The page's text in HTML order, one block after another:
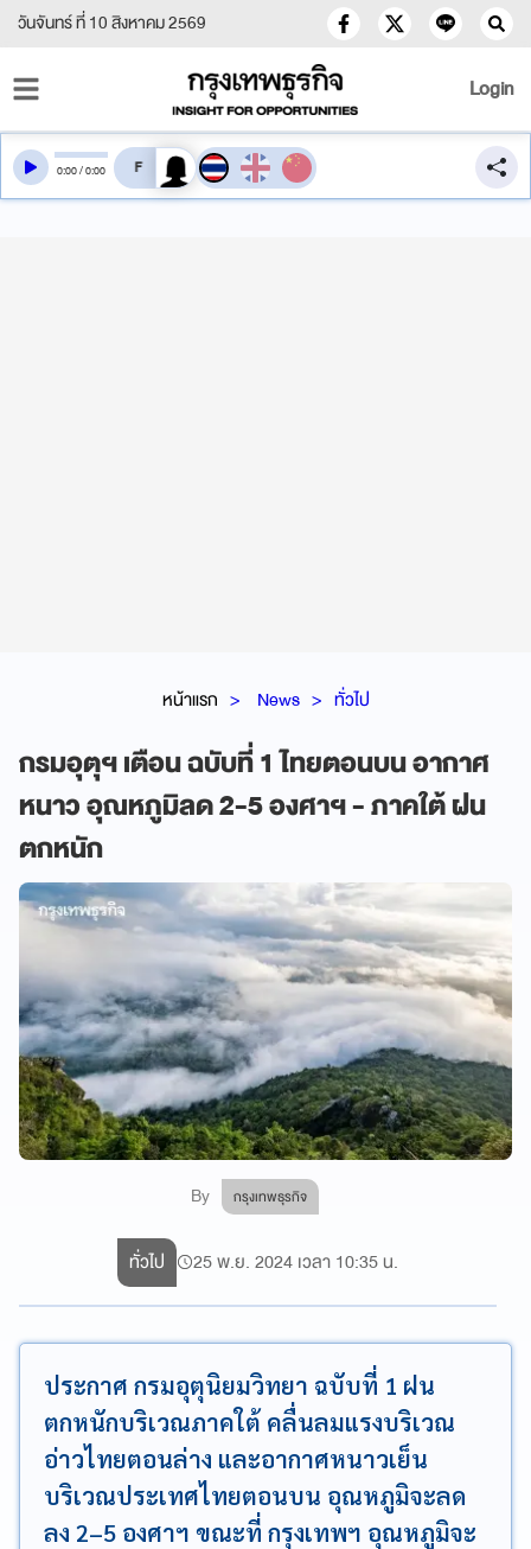
วันจันทร์ ที่ 10 สิงหาคม 2569
Login
หน้าแรก News ทั่วไป
กรมอุตุฯ เตือน ฉบับที่ 1 ไทยตอนบน อากาศ
หนาว อุณหภูมิลด 2-5 องศาฯ - ภาคใต้ ฝน
ตกหนัก
By กรุงเทพธุรกิจ
0:00/0:00 สลับเสียงอ่าน
ทั่วไป 25 พ.ย. 2024 เวลา 10:35 น.
ประกาศ กรมอุตุนิยมวิทยา ฉบับที่ 1 ฝน
ตกหนักบริเวณภาคใต้ คลื่นลมแรงบริเวณ
อ่าวไทยตอนล่าง และอากาศหนาวเย็น
บริเวณประเทศไทยตอนบน อุณหภูมิจะลด
ลง 2–5 องศาฯ ขณะที่ กรุงเทพฯ อุณหภูมิจะ